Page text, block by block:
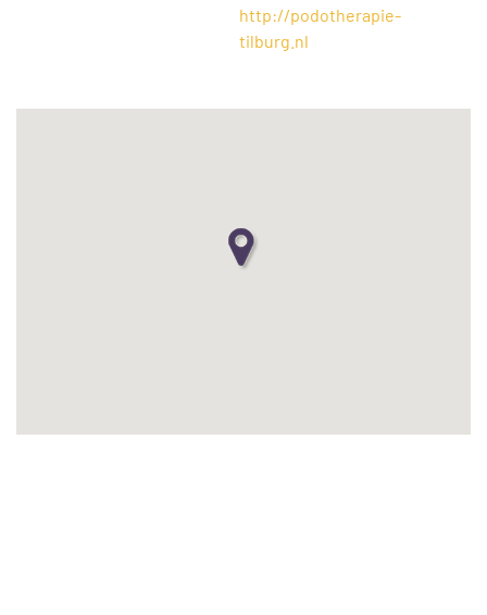
http://podotherapie-
tilburg.nl